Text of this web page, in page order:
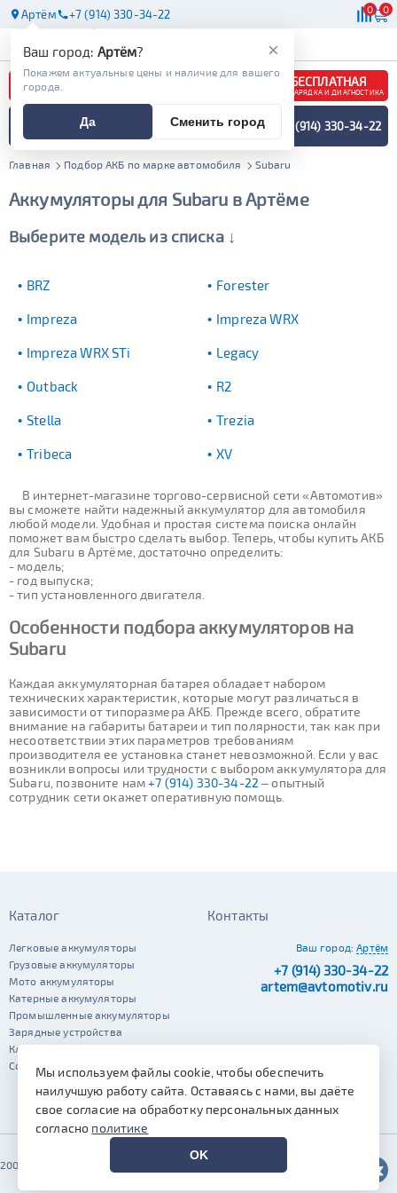
Артём +7 (914) 330-34-22 0 0
АКБ
БЕСПЛАТНАЯ
ЗАРЯДКА И ДИАГНОСТИКА
ПОДБОР АККУМУЛЯТОРА
СПЕЦИАЛИСТОМ +7 (914) 330-34-22
Главная Подбор АКБ по марке автомобиля Subaru
Аккумуляторы для Subaru в Артёме
Выберите модель из списка ↓
BRZ Forester
Impreza Impreza WRX
Impreza WRX STi Legacy
Outback R2
Stella Trezia
Tribeca XV
В интернет-магазине торгово-сервисной сети «Автомотив»
вы сможете найти надежный аккумулятор для автомобиля
любой модели. Удобная и простая система поиска онлайн
поможет вам быстро сделать выбор. Теперь, чтобы купить АКБ
для Subaru в Артёме, достаточно определить:
- модель;
- год выпуска;
- тип установленного двигателя.
Особенности подбора аккумуляторов на
Subaru
Каждая аккумуляторная батарея обладает набором
технических характеристик, которые могут различаться в
зависимости от типоразмера АКБ. Прежде всего, обратите
внимание на габариты батареи и тип полярности, так как при
несоответствии этих параметров требованиям
производителя ее установка станет невозможной. Если у вас
возникли вопросы или трудности с выбором аккумулятора для
Subaru, позвоните нам+7 (914) 330-34-22 – опытный
сотрудник сети окажет оперативную помощь.
×
Ваш город: Артём?
Покажем актуальные цены и наличие для вашего
города.
Да Сменить город
Каталог
Легковые аккумуляторы
Грузовые аккумуляторы
Мото аккумуляторы
Катерные аккумуляторы
Промышленные аккумуляторы
Зарядные устройства
Клеммы
Сопутствующие автотовары
Контакты
Ваш город: Артём
+7 (914) 330-34-22
artem@avtomotiv.ru
2002–2026 © Автомотив
Мы используем файлы cookie, чтобы обеспечить
наилучшую работу сайта. Оставаясь с нами, вы даёте
свое согласие на обработку персональных данных
согласно политике
OK